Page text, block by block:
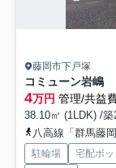
藤岡市下戸塚
コミューン岩嶋
4万円 管理/共益
38.10㎡ (1LDK) /
八高線「群馬藤
駐輪場 宅配ボッ